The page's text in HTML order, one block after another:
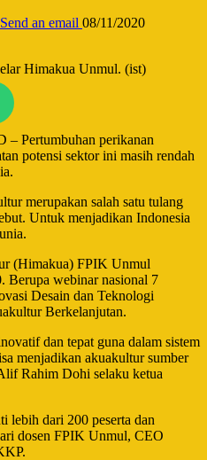
Send an email 08/11/2020
Himakua Unmul. (ist)
Pertumbuhan perikanan
potensi sektor ini masih rendah
merupakan salah satu tulang
Untuk menjadikan Indonesia
(Himakua) FPIK Unmul
Berupa webinar nasional 7
Desain dan Teknologi
Berkelanjutan.
dan tepat guna dalam sistem
menjadikan akuakultur sumber
Rahim Dohi selaku ketua
lebih dari 200 peserta dan
dosen FPIK Unmul, CEO